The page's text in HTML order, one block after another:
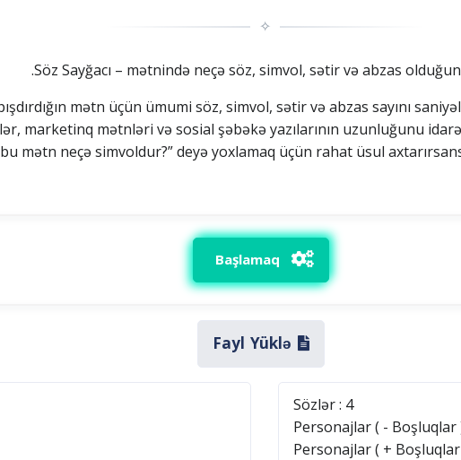
✧
Söz Sayğacı – mətnində neçə söz, simvol, sətir və abzas
mətn üçün ümumi söz, simvol, sətir və abzas sayını
marketinq mətnləri və sosial şəbəkə yazılarının uzunluğunu
mətn neçə simvoldur?” deyə yoxlamaq üçün rahat üsul
Başlamaq
Fayl Yüklə